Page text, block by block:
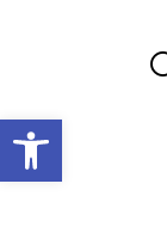
Otwórz pasek narzędzi